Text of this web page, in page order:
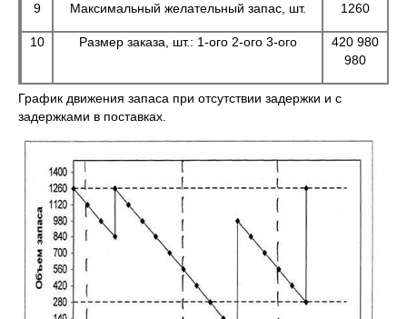
9 Максимальный желательный запас, шт. 1260
10 Размер заказа, шт.: 1-ого 2-ого 3-ого
420 980
980
График движения запаса при отсутствии задержки и с
задержками в поставках.